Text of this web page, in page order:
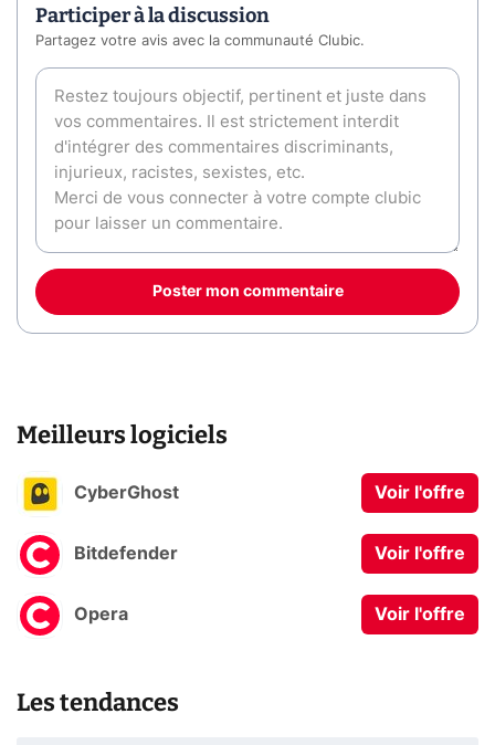
Participer à la discussion
Partagez votre avis avec la communauté Clubic.
Poster mon commentaire
Meilleurs logiciels
CyberGhost Voir l'offre
Bitdefender Voir l'offre
Opera Voir l'offre
Les tendances